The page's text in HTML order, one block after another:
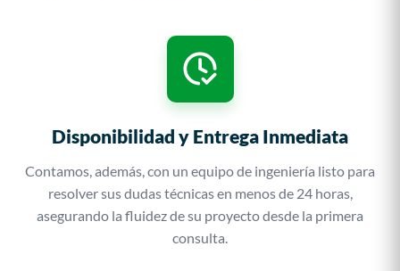
Disponibilidad y Entrega Inmediata
Contamos, además, con un equipo de ingeniería listo para
resolver sus dudas técnicas en menos de 24 horas,
asegurando la fluidez de su proyecto desde la primera
consulta.